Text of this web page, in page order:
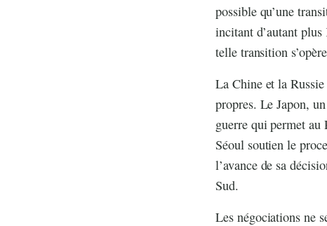
possible qu’une
incitant d’autant
telle transition
La Chine et la
propres. Le Japon,
guerre qui permet
Séoul soutien le
l’avance de sa
Sud.
Les négociations ne